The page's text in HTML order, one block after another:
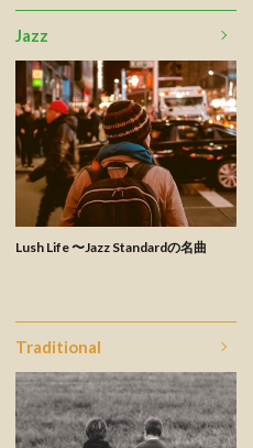
Jazz
Lush Life 〜Jazz Standardの名曲
Traditional